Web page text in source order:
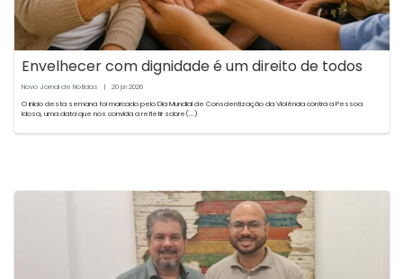
Envelhecer com dignidade é um direito de todos
Novo Jornal de Notícias | 20 jun2026
O início desta semana foi marcado pelo Dia Mundial de Conscientização da Violência contra a Pessoa
Idosa, uma data que nos convida a refletir sobre(...)